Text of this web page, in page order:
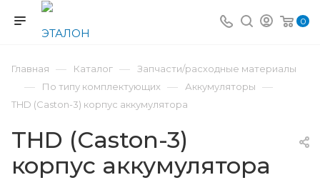
0
Главная — Каталог — Запчасти/расходные материалы
— По типу комплектующих — Аккумуляторы —
THD (Caston-3) корпус аккумулятора
THD (Caston-3)
корпус аккумулятора